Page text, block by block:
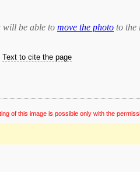
will be able to move the photo to the
Text to cite the page
of this image is possible only with the